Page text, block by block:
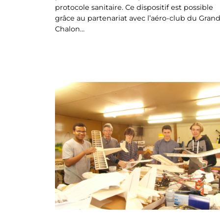
protocole sanitaire. Ce dispositif est possible
grâce au partenariat avec l’aéro-club du Grand
Chalon…